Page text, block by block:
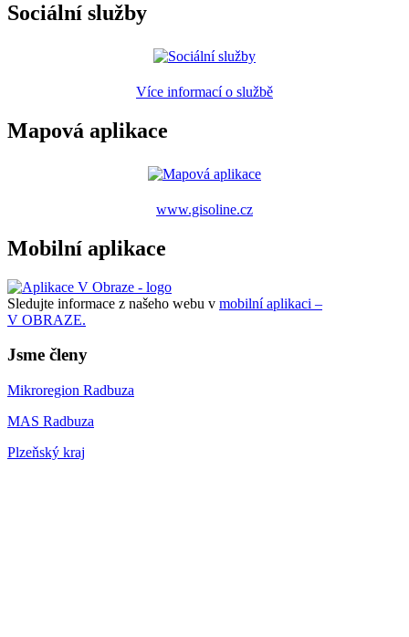
Sociální služby
Více informací o službě
Mapová aplikace
www.gisoline.cz
Mobilní aplikace
Sledujte informace z našeho webu v mobilní aplikaci –
V OBRAZE.
Jsme členy
Mikroregion Radbuza
MAS Radbuza
Plzeňský kraj